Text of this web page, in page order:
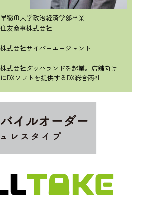
早稲田大学政治経済学部卒業
住友商事株式会社
株式会社サイバーエージェント
株式会社ダッハランドを起業。店舗向け
にDXソフトを提供するDX総合商社